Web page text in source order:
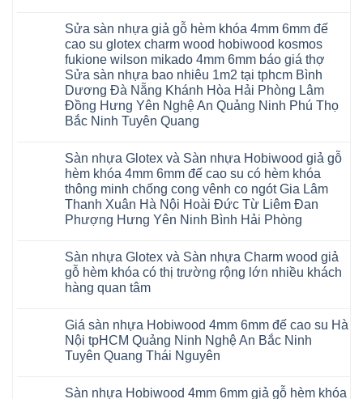
bình
luận
ở
Sàn
gỗ
AURUM
Floor
Báo
giá
Sàn
Floor
nhập
khẩu
Malaysia
14
AI
RUM
AI
35
AI
AI
37
AI
dày
12mm
to
tại
Sửa sàn nhựa giả gỗ hèm khóa 4mm 6mm đế
cao su glotex charm wood hobiwood kosmos
fukione wilson mikado 4mm 6mm báo giá thợ
Sửa sàn nhựa bao nhiêu 1m2 tại tphcm Bình
Dương Đà Nẵng Khánh Hòa Hải Phòng Lâm
Đồng Hưng Yên Nghệ An Quảng Ninh Phú Thọ
Bắc Ninh Tuyên Quang
bình
luận
ở
Sửa
sàn
nhựa
giả
khóa
4mm
6mm
đế
cao
charm
wood
hobiwood
kosmos
mikado
Sàn nhựa Glotex và Sàn nhựa Hobiwood giả gỗ
hèm khóa 4mm 6mm đế cao su có hèm khóa
thông minh chống cong vênh co ngót Gia Lâm
Thanh Xuân Hà Nội Hoài Đức Từ Liêm Đan
Phượng Hưng Yên Ninh Bình Hải Phòng
bình
luận
ở
Sàn
và
Sàn
nhựa
Hobiwood
giả
khóa
Sàn nhựa Glotex và Sàn nhựa Charm wood giả
gỗ hèm khóa có thị trường rộng lớn nhiều khách
hàng quan tâm
bình
luận
ở
Sàn
và
Giá sàn nhựa Hobiwood 4mm 6mm đế cao su Hà
Nội tpHCM Quảng Ninh Nghệ An Bắc Ninh
Tuyên Quang Thái Nguyên
bình
Sàn nhựa Hobiwood 4mm 6mm giả gỗ hèm khóa